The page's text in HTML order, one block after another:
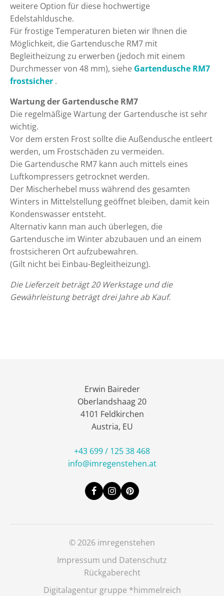
weitere Option für diese hochwertige
Edelstahldusche.
Für frostige Temperaturen bieten wir Ihnen die
Möglichkeit, die Gartendusche RM7 mit
Begleitheizung zu erwerben (jedoch mit einem
Durchmesser von 48 mm), siehe Gartendusche RM7
frostsicher .
Wartung der Gartendusche RM7
Die regelmäßige Wartung der Gartendusche ist sehr
wichtig.
Vor dem ersten Frost sollte die Außendusche entleert
werden, um Frostschäden zu vermeiden.
Die Gartendusche RM7 kann auch mittels eines
Luftkompressers getrocknet werden.
Der Mischerhebel muss während des gesamten
Winters in Mittelstellung geöffnet bleiben, damit kein
Kondenswasser entsteht.
Alternativ kann man auch überlegen, die
Gartendusche im Winter abzubauen und an einem
frostsicheren Ort aufzubewahren.
(Gilt nicht bei Einbau-Begleitheizung).
Die Lieferzeit beträgt 20 Werkstage und die
Gewährleistung beträgt drei Jahre ab Kauf.
Erwin Baireder
Oberlandshaag 20
4101 Feldkirchen
Austria, EU
+43 699 / 125 38 468
info@imregenstehen.at
© 2026 imregenstehen
Impressum und Datenschutz
Rückgaberecht
Digitalagentur gruppe *himmelreich